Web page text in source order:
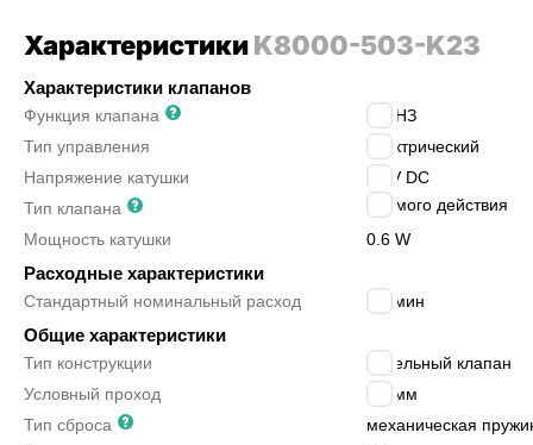
ХарактеристикиK8000-503-K23
Характеристики клапанов
Функция клапана
2/2 НЗ
Тип управления
электрический
Напряжение катушки
24 V DC
Тип клапана
прямого действия
Мощность катушки
0.6 W
Расходные характеристики
Стандартный номинальный расход л/мин
Общие характеристики
Тип конструкции
седельный клапан
Условный проход
мм
Тип сброса
механическая